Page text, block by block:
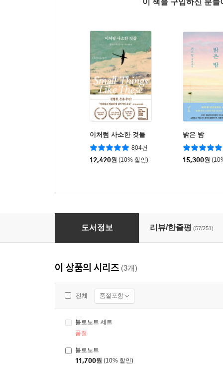
이 책을 구입하신 분
이처럼 사소한 것들
804건
12,420원 (10% 할인)
밝은 밤
15,300원
블로노트
도서정보 리뷰/한줄평 (57/251)
이 상품의 시리즈 (3개)
전체 품절포함
블로노트 세트
품절
블로노트
11,700원 (10% 할인)